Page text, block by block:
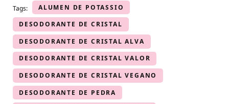
Tags:
ALUMEN DE POTASSIO
DESODORANTE DE CRISTAL
DESODORANTE DE CRISTAL ALVA
DESODORANTE DE CRISTAL VALOR
DESODORANTE DE CRISTAL VEGANO
DESODORANTE DE PEDRA